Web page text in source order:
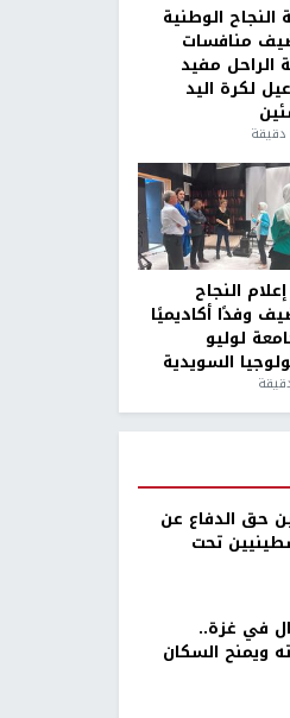
النجاح الوطنية
منافسات
الراحل مفيد
لكرة اليد
النجاح
وفدًا أكاديميًا
لوليو
السويدية
حق الدفاع عن
تحت
في غزة..
ويمنح السكان